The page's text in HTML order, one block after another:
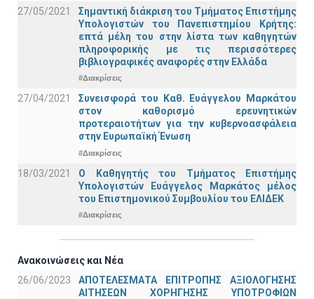
27/05/2021
Σημαντική διάκριση του Τμήματος Επιστήμης
Υπολογιστών του Πανεπιστημίου Κρήτης:
επτά μέλη του στην λίστα των καθηγητών
πληροφορικής με τις περισσότερες
βιβλιογραφικές αναφορές στην Ελλάδα
#Διακρίσεις
27/04/2021
Συνεισφορά του Καθ. Ευάγγελου Μαρκάτου
στον καθορισμό ερευνητικών
προτεραιοτήτων για την κυβερνοασφάλεια
στην Ευρωπαϊκή Ένωση
#Διακρίσεις
18/03/2021
Ο Καθηγητής του Τμήματος Επιστήμης
Υπολογιστών Ευάγγελος Μαρκάτος μέλος
του Επιστημονικού Συμβουλίου του ΕΛΙΔΕΚ
#Διακρίσεις
Ανακοινώσεις και Νέα
26/06/2023
ΑΠΟΤΕΛΕΣΜΑΤΑ ΕΠΙΤΡΟΠΗΣ ΑΞΙΟΛΟΓΗΣΗΣ
ΑΙΤΗΣΕΩΝ ΧΟΡΗΓΗΣΗΣ ΥΠΟΤΡΟΦΙΩΝ